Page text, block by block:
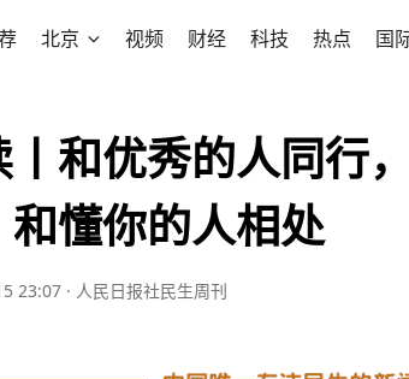
北京 视频 财经 科技 热点 国
和优秀的人同行
和懂你的人相处
23:07 · 人民日报社民生周刊